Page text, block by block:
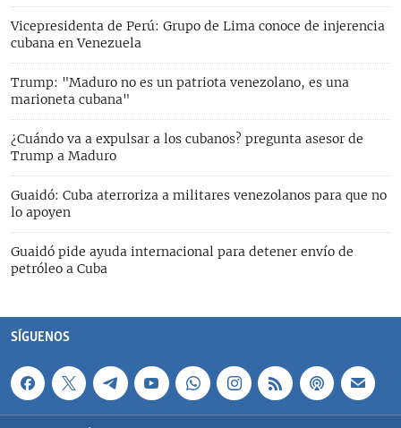
Vicepresidenta de Perú: Grupo de Lima conoce de injerencia
cubana en Venezuela
Trump: "Maduro no es un patriota venezolano, es una
marioneta cubana"
¿Cuándo va a expulsar a los cubanos? pregunta asesor de
Trump a Maduro
Guaidó: Cuba aterroriza a militares venezolanos para que no
lo apoyen
Guaidó pide ayuda internacional para detener envío de
petróleo a Cuba
SÍGUENOS